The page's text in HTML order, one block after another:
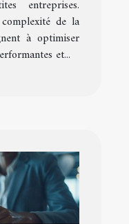
entreprises.
de la
à optimiser
et...